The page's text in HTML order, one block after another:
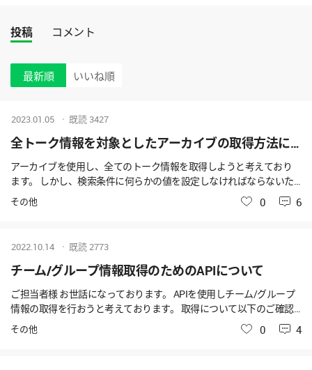
投稿 コメント
最新順 いいね順
全トーク情報を対象としたアーカイブの取得方法について
アーカイブを使用し、全てのトーク情報を取得しようと考えており
ます。 しかし、検索条件に何らかの値を設定しなければならないた
め、一度に対象期間のデータを取得することが困難な状況です。 全
てのトーク情報を取得するための設定値等ありますでしょうか？ も
うか？ 以上、よろしくお願いいたします。
その他
2023.01.05 既読 3427
いいね
0 6
チーム/グループ情報取得のためのAPIについて
ご担当者様 お世話になっております。 APIを使用しチーム/グループ
情報の取得を行おうと考えております。 取得について以下のご確認
をお願いできますでしょうか。 ■データの取得について 以下URLに
「グループの取得」とありますが、こちらでチームの情報も取得は
その他
2022.10.14 既読2773
いいね
0 4